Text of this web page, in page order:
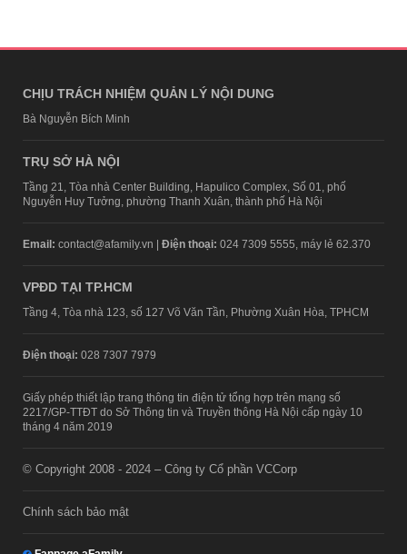
CHỊU TRÁCH NHIỆM QUẢN LÝ NỘI DUNG
Bà Nguyễn Bích Minh
TRỤ SỞ HÀ NỘI
Tầng 21, Tòa nhà Center Building, Hapulico Complex, Số 01, phố
Nguyễn Huy Tưởng, phường Thanh Xuân, thành phố Hà Nội
Email: contact@afamily.vn | Điện thoại: 024 7309 5555, máy lẻ 62.370
VPĐD TẠI TP.HCM
Tầng 4, Tòa nhà 123, số 127 Võ Văn Tần, Phường Xuân Hòa, TPHCM
Điện thoại: 028 7307 7979
Giấy phép thiết lập trang thông tin điện tử tổng hợp trên mạng số
2217/GP-TTĐT do Sở Thông tin và Truyền thông Hà Nội cấp ngày 10
tháng 4 năm 2019
© Copyright 2008 - 2024 – Công ty Cổ phần VCCorp
Chính sách bảo mật